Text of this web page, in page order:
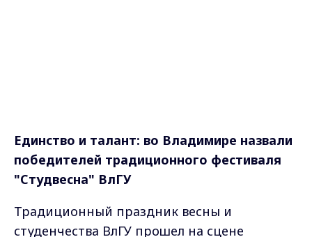
Единство и талант: во Владимире назвали
победителей традиционного фестиваля
"Студвесна" ВлГУ
Традиционный праздник весны и
студенчества ВлГУ прошел на сцене